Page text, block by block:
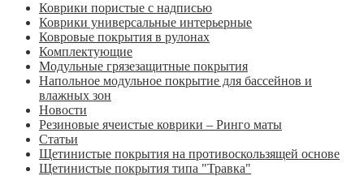
Коврики пористые с надписью
Коврики универсальные интерьерные
Ковровые покрытия в рулонах
Комплектующие
Модульные грязезащитные покрытия
Напольное модульное покрытие для бассейнов и
влажных зон
Новости
Резиновые ячеистые коврики – Ринго маты
Статьи
Щетинистые покрытия на противоскользящей основе
Щетинистые покрытия типа "Травка"